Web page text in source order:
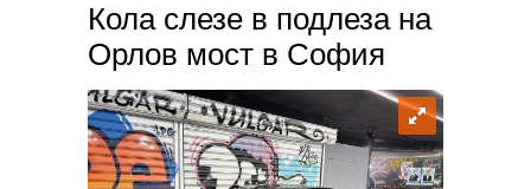
Кола слезе в подлеза на
Орлов мост в София